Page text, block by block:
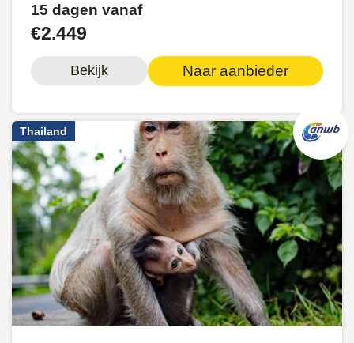
15 dagen vanaf
€2.449
Bekijk Naar aanbieder
Thailand